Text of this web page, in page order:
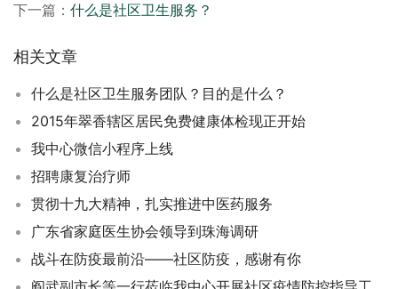
下一篇： 什么是社区卫生服务？
相关文章
什么是社区卫生服务团队？目的是什么？
2015年翠香辖区居民免费健康体检现正开始
我中心微信小程序上线
招聘康复治疗师
贯彻十九大精神，扎实推进中医药服务
广东省家庭医生协会领导到珠海调研
战斗在防疫最前沿——社区防疫，感谢有你